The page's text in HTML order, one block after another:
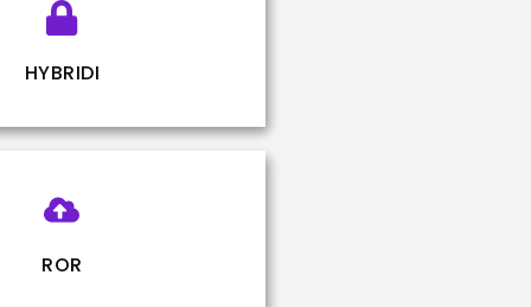
HYBRIDI
ROR